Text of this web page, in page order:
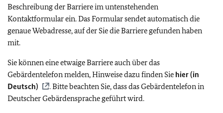
Beschreibung der Barriere im untenstehenden
Kontaktformular ein. Das Formular sendet automatisch die
genaue Webadresse, auf der Sie die Barriere gefunden haben
mit.
Sie können eine etwaige Barriere auch über das
Gebärdentelefon melden, Hinweise dazu finden Sie hier (in
Deutsch)
. Bitte beachten Sie, dass das Gebärdentelefon in
Deutscher Gebärdensprache geführt wird.